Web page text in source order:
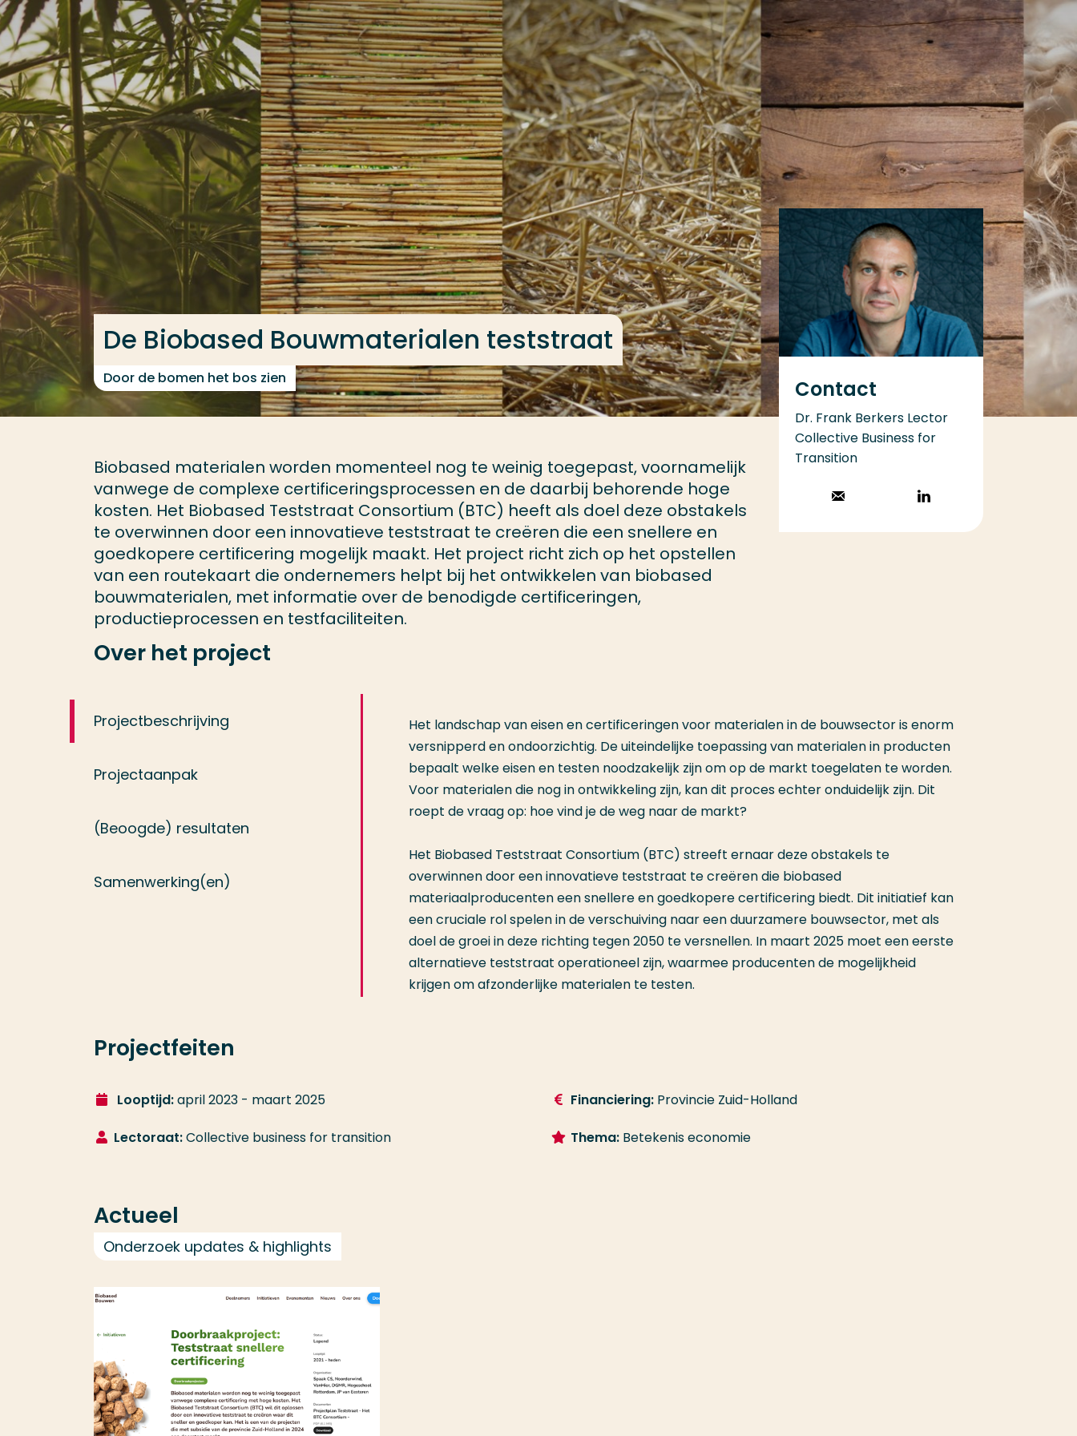
Ga direct naar de content
De Biobased Bouwmaterialen teststraat
Door de bomen het bos zien
Biobased materialen worden momenteel nog te weinig toegepast, voornamelijk
vanwege de complexe certificeringsprocessen en de daarbij behorende hoge
kosten. Het Biobased Teststraat Consortium (BTC) heeft als doel deze obstakels
te overwinnen door een innovatieve teststraat te creëren die een snellere en
goedkopere certificering mogelijk maakt. Het project richt zich op het opstellen
van een routekaart die ondernemers helpt bij het ontwikkelen van biobased
bouwmaterialen, met informatie over de benodigde certificeringen,
productieprocessen en testfaciliteiten.
Contact
Dr. Frank Berkers Lector
Collective Business for
Transition
Stuur een email
LinkedIn
Over het project
Projectbeschrijving
Het landschap van eisen en certificeringen voor materialen in de bouwsector is enorm
versnipperd en ondoorzichtig. De uiteindelijke toepassing van materialen in producten
bepaalt welke eisen en testen noodzakelijk zijn om op de markt toegelaten te worden.
Voor materialen die nog in ontwikkeling zijn, kan dit proces echter onduidelijk zijn. Dit
roept de vraag op: hoe vind je de weg naar de markt?
Het Biobased Teststraat Consortium (BTC) streeft ernaar deze obstakels te
overwinnen door een innovatieve teststraat te creëren die biobased
materiaalproducenten een snellere en goedkopere certificering biedt. Dit initiatief kan
een cruciale rol spelen in de verschuiving naar een duurzamere bouwsector, met als
doel de groei in deze richting tegen 2050 te versnellen. In maart 2025 moet een eerste
alternatieve teststraat operationeel zijn, waarmee producenten de mogelijkheid
krijgen om afzonderlijke materialen te testen.
Projectaanpak
(Beoogde) resultaten
Samenwerking(en)
Projectfeiten
Looptijd:april 2023 - maart 2025 Financiering: Provincie Zuid-Holland
Lectoraat:Collective business for transition Thema: Betekenis economie
Actueel
Onderzoek updates & highlights
Veel gezocht
Opleiding
Contact